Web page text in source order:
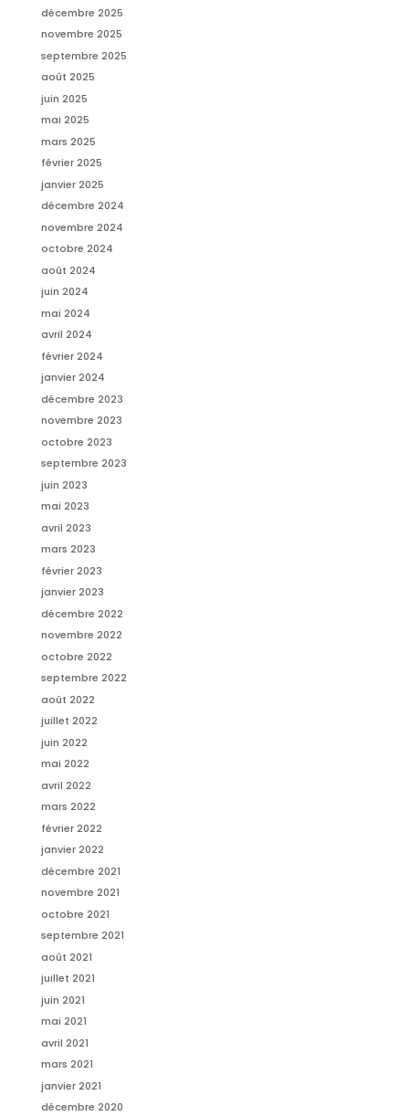
décembre 2025
novembre 2025
septembre 2025
août 2025
juin 2025
mai 2025
mars 2025
février 2025
janvier 2025
décembre 2024
novembre 2024
octobre 2024
août 2024
juin 2024
mai 2024
avril 2024
février 2024
janvier 2024
décembre 2023
novembre 2023
octobre 2023
septembre 2023
juin 2023
mai 2023
avril 2023
mars 2023
février 2023
janvier 2023
décembre 2022
novembre 2022
octobre 2022
septembre 2022
août 2022
juillet 2022
juin 2022
mai 2022
avril 2022
mars 2022
février 2022
janvier 2022
décembre 2021
novembre 2021
octobre 2021
septembre 2021
août 2021
juillet 2021
juin 2021
mai 2021
avril 2021
mars 2021
janvier 2021
décembre 2020